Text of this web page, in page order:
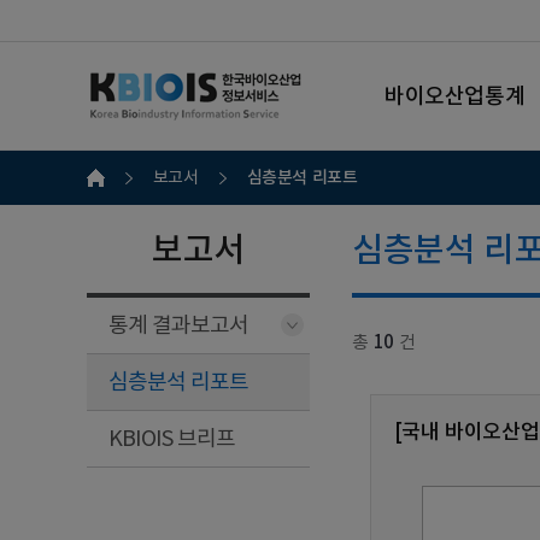
바이오산업통계
보고서 심층분석 리포트
보고서
통계 결과보고서
심층분석 리포트
KBIOIS 브리프
심층분석 리
총 10 건
[국내 바이오산